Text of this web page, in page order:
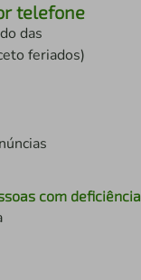
telefone
das
feriados)
com deficiência